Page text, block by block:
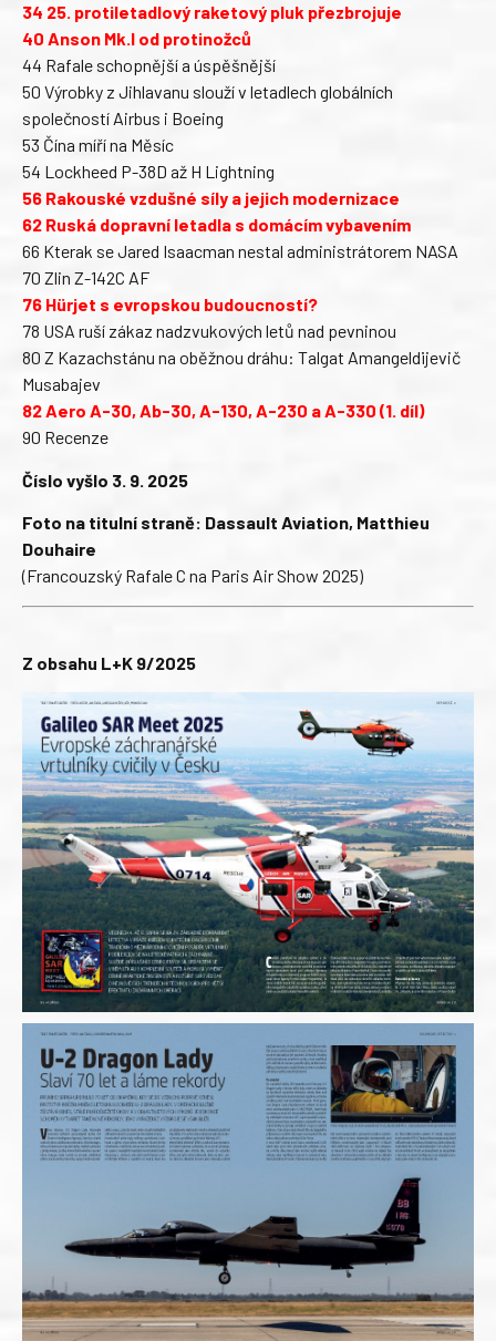
34 25. protiletadlový raketový pluk přezbrojuje
40 Anson Mk.I od protinožců
44 Rafale schopnější a úspěšnější
50 Výrobky z Jihlavanu slouží v letadlech globálních
společností Airbus i Boeing
53 Čína míří na Měsíc
54 Lockheed P-38D až H Lightning
56 Rakouské vzdušné síly a jejich modernizace
62 Ruská dopravní letadla s domácím vybavením
66 Kterak se Jared Isaacman nestal administrátorem NASA
70 Zlin Z-142C AF
76 Hürjet s evropskou budoucností?
78 USA ruší zákaz nadzvukových letů nad pevninou
80 Z Kazachstánu na oběžnou dráhu: Talgat Amangeldijevič
Musabajev
82 Aero A-30, Ab-30, A-130, A-230 a A-330 (1. díl)
90 Recenze
Číslo vyšlo 3. 9. 2025
Foto na titulní straně: Dassault Aviation, Matthieu
Douhaire
(Francouzský Rafale C na Paris Air Show 2025)
Z obsahu L+K 9/2025